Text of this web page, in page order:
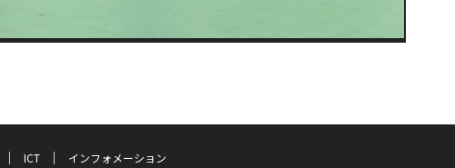
ICT
インフォメーション